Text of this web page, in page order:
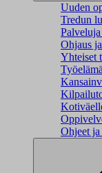
Uuden
Tredun
Ohjaus
Yhteiset
Ohjeet ja